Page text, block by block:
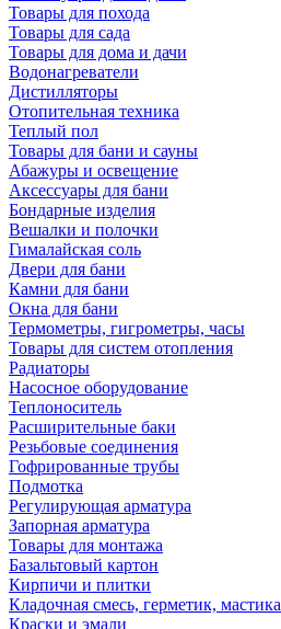
Товары для похода
Товары для сада
Товары для дома и дачи
Водонагреватели
Дистилляторы
Отопительная техника
Теплый пол
Товары для бани и сауны
Абажуры и освещение
Аксессуары для бани
Бондарные изделия
Вешалки и полочки
Гималайская соль
Двери для бани
Камни для бани
Окна для бани
Термометры, гигрометры, часы
Товары для систем отопления
Радиаторы
Насосное оборудование
Теплоноситель
Расширительные баки
Резьбовые соединения
Гофрированные трубы
Подмотка
Регулирующая арматура
Запорная арматура
Товары для монтажа
Базальтовый картон
Кирпичи и плитки
Кладочная смесь, герметик, мастика
Краски и эмали